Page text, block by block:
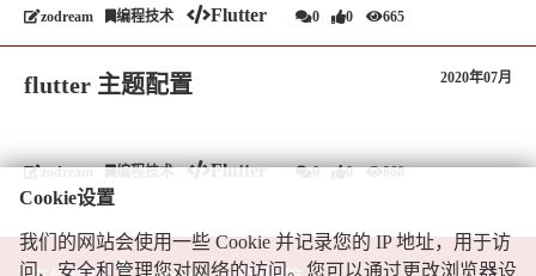
zodream 编程技术 Flutter 0 0 665
flutter 主题配置 2020年07月
zodream 编程技术 Flutter 0 0 868
Cookie设置
我们的网站会使用一些 Cookie 并记录您的 IP 地址，用于访
问、安全和管理您对网络的访问。您可以通过更改浏览器设